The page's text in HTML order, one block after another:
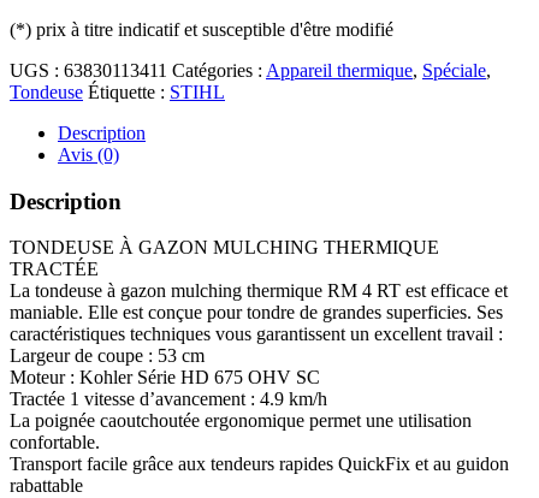
(*) prix à titre indicatif et susceptible d'être modifié
UGS : 63830113411 Catégories : Appareil thermique, Spéciale,
Tondeuse Étiquette : STIHL
Description
Avis (0)
Description
TONDEUSE À GAZON MULCHING THERMIQUE
TRACTÉE
La tondeuse à gazon mulching thermique RM 4 RT est efficace et
maniable. Elle est conçue pour tondre de grandes superficies. Ses
caractéristiques techniques vous garantissent un excellent travail :
Largeur de coupe : 53 cm
Moteur : Kohler Série HD 675 OHV SC
Tractée 1 vitesse d’avancement : 4.9 km/h
La poignée caoutchoutée ergonomique permet une utilisation
confortable.
Transport facile grâce aux tendeurs rapides QuickFix et au guidon
rabattable